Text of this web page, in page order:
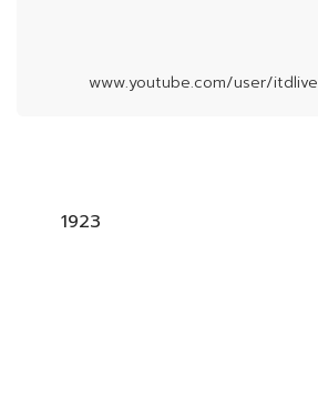
www.youtube.com/user/itdlive
1923